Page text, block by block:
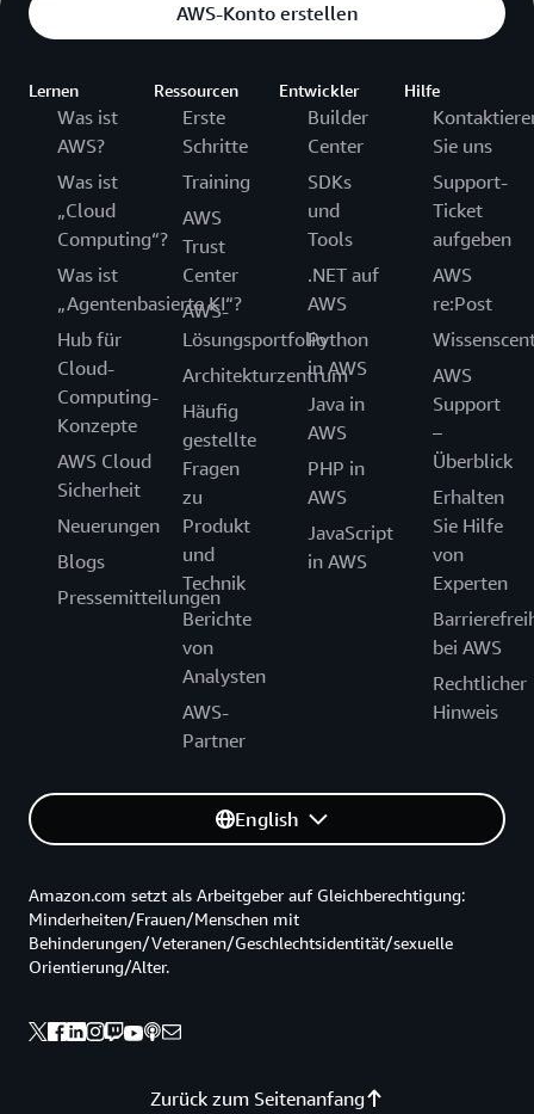
AWS-Konto erstellen
Lernen
Was ist
AWS?
Was ist
„Cloud
Computing“?
Was ist
„Agentenbasierte KI“?
Hub für
Cloud-
Computing-
Konzepte
AWS Cloud
Sicherheit
Neuerungen
Blogs
Pressemitteilungen
Ressourcen
Erste
Schritte
Training
AWS
Trust
Center
AWS-
Lösungsportfolio
Architekturzentrum
Häufig
gestellte
Fragen
zu
Produkt
und
Technik
Berichte
von
Analysten
AWS-
Partner
Entwickler
Builder
Center
SDKs
und
Tools
.NET auf
AWS
Python
in AWS
Java in
AWS
PHP in
AWS
JavaScript
in AWS
Hilfe
Sie uns
Support-
Ticket
aufgeben
AWS
re:Post
AWS
Support
–
Überblick
Erhalten
Sie Hilfe
von
Experten
bei AWS
Rechtlicher
Hinweis
English
Zurück zum Seitenanfang
Amazon.com setzt als Arbeitgeber auf Gleichberechtigung:
Minderheiten/Frauen/Menschen mit
Behinderungen/Veteranen/Geschlechtsidentität/sexuelle
Orientierung/Alter.